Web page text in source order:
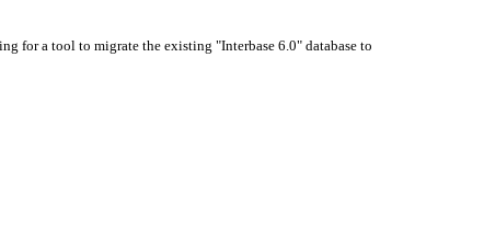
for a tool to migrate the existing "Interbase 6.0" database to